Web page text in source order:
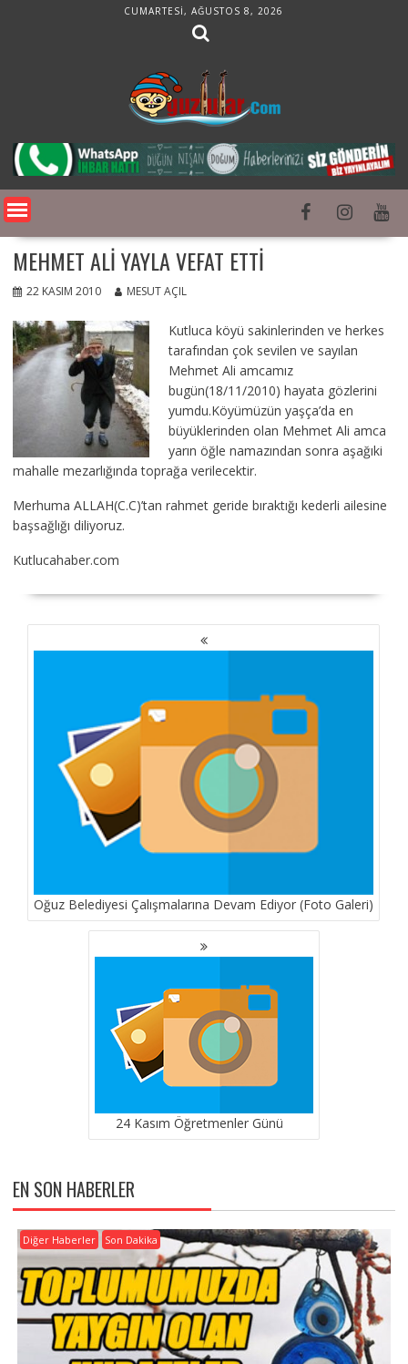
CUMARTESI, AĞUSTOS 8, 2026
MEHMET ALI YAYLA VEFAT ETTI
22 KASIM 2010 MESUT AÇIL
Kutluca köyü sakinlerinden ve herkes
tarafından çok sevilen ve sayılan
Mehmet Ali amcamız
bugün(18/11/2010) hayata gözlerini
yumdu.Köyümüzün yaşça’da en
büyüklerinden olan Mehmet Ali amca
yarın öğle namazından sonra aşağıki
mahalle mezarlığında toprağa verilecektir.
Merhuma ALLAH(C.C)’tan rahmet geride bıraktığı kederli ailesine
başsağlığı diliyoruz.
Kutlucahaber.com
YAZI
GEZINMESI
Oğuz Belediyesi Çalışmalarına Devam Ediyor (Foto Galeri)
24 Kasım Öğretmenler Günü
EN SON HABERLER
Diğer Haberler Son Dakika